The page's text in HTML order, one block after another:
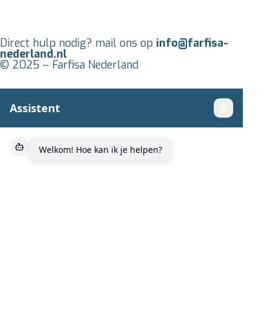
Direct hulp nodig? mail ons op info@farfisa-
nederland.nl
© 2025 – Farfisa Nederland